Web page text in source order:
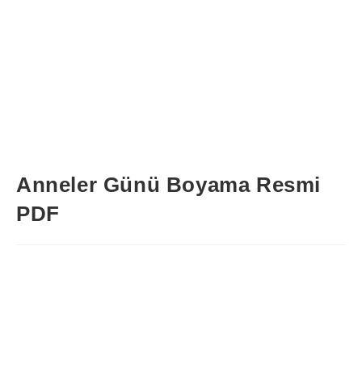
Anneler Günü Boyama Resmi
PDF